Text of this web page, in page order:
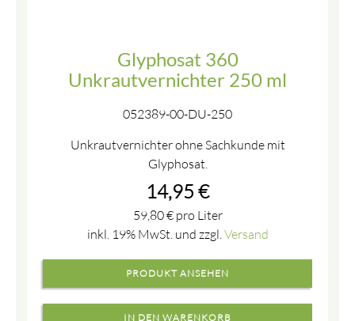
Glyphosat 360
Unkrautvernichter 250 ml
052389-00-DU-250
Unkrautvernichter ohne Sachkunde mit
Glyphosat.
14,95 €
59,80€pro Liter
inkl. 19% MwSt. und zzgl.Versand
PRODUKT ANSEHEN